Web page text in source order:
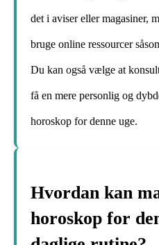
det i aviser eller magasiner,
bruge online ressourcer
Du kan også vælge at
få en mere personlig og
horoskop for denne uge.
Hvordan kan
horoskop for